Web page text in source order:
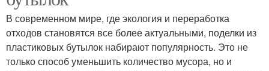
В современном мире, где экология и переработка
отходов становятся все более актуальными, поделки из
пластиковых бутылок набирают популярность. Это не
только способ уменьшить количество мусора, но и